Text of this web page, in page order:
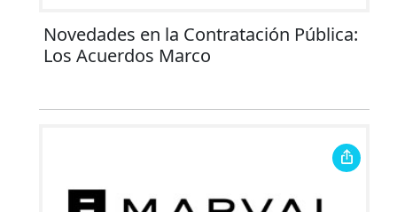
Novedades en la Contratación Pública:
Los Acuerdos Marco